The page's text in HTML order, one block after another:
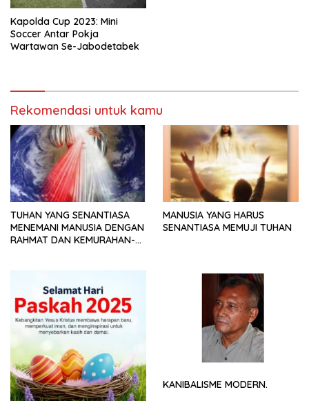
Kapolda Cup 2023: Mini
Soccer Antar Pokja
Wartawan Se-Jabodetabek
Rekomendasi untuk kamu
TUHAN YANG SENANTIASA
MENEMANI MANUSIA DENGAN
RAHMAT DAN KEMURAHAN-
MANUSIA YANG HARUS
SENANTIASA MEMUJI TUHAN
KANIBALISME MODERN.